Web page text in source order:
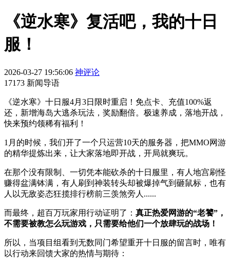
《逆水寒》复活吧，我的十日
服！
2026-03-27 19:56:06 神评论
17173 新闻导语
《逆水寒》十日服4月3日限时重启！免点卡、充值100%返
还，新增海岛大逃杀玩法，奖励翻倍。极速养成，落地开战，
快来预约领稀有福利！
1月的时候，我们开了一个只运营10天的服务器，把MMO网游
的精华提炼出来，让大家落地即开战，开局就爽玩。
在那个没有限制、一切凭本能砍杀的十日服里，有人地宫刷怪
赚得盆满钵满，有人刷到神装转头却被爆掉气到砸鼠标，也有
人以无敌姿态狂揽排行榜前三羡煞旁人......
而最终，超百万玩家用行动证明了： 真正热爱网游的“老饕”，
不需要被教怎么玩游戏，只需要给他们一个放肆玩的战场！
所以，当项目组看到无数同门希望重开十日服的留言时，唯有
以行动来回馈大家的热情与期待：